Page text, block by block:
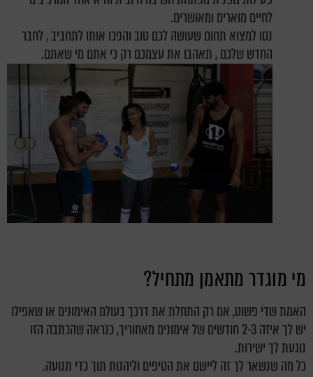
לחיים מוארים ומאושרים.
נסו למצוא תחום שעושה לכם טוב והפכו אותו לתחביב , לחבר
החדש שלכם , תאהבו את עצמכם רק כי אתם מי שאתם.
מי מוגדר מתאמן מתחיל?
האמת שדי פשוט, אם רק התחלת את דרכך בעולם האימונים או שאפילו
יש לך איזה 2-3 חודשים של אימונים מאחוריך, כנראה שהכתבה הזו
נוגעת לך ישירות.
כל מה שנשאר לך זה ליישם את הטיפים וליהנות תוך כדי תנועה.